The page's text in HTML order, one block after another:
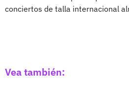
conciertos de talla internacional
Vea también: